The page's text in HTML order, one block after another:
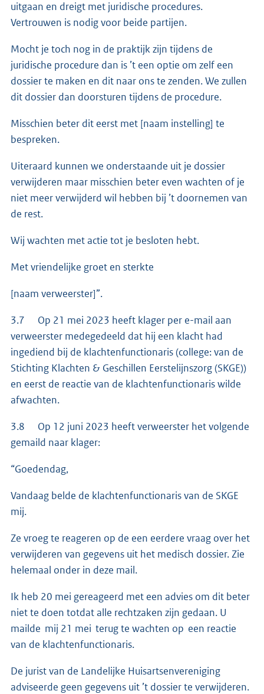
uitgaan en dreigt met juridische procedures.
Vertrouwen is nodig voor beide partijen.
Mocht je toch nog in de praktijk zijn tijdens de
juridische procedure dan is ’t een optie om zelf een
dossier te maken en dit naar ons te zenden. We zullen
dit dossier dan doorsturen tijdens de procedure.
Misschien beter dit eerst met [naam instelling] te
bespreken.
Uiteraard kunnen we onderstaande uit je dossier
verwijderen maar misschien beter even wachten of je
niet meer verwijderd wil hebben bij ’t doornemen van
de rest.
Wij wachten met actie tot je besloten hebt.
Met vriendelijke groet en sterkte
[naam verweerster]”.
3.7 Op 21 mei 2023 heeft klager per e-mail aan
verweerster medegedeeld dat hij een klacht had
ingediend bij de klachtenfunctionaris (college: van de
Stichting Klachten & Geschillen Eerstelijnszorg (SKGE))
en eerst de reactie van de klachtenfunctionaris wilde
afwachten.
3.8 Op 12 juni 2023 heeft verweerster het volgende
gemaild naar klager:
“Goedendag,
Vandaag belde de klachtenfunctionaris van de SKGE
mij.
Ze vroeg te reageren op de een eerdere vraag over het
verwijderen van gegevens uit het medisch dossier. Zie
helemaal onder in deze mail.
Ik heb 20 mei gereageerd met een advies om dit beter
niet te doen totdat alle rechtzaken zijn gedaan. U
mailde mij 21 mei terug te wachten op een reactie
van de klachtenfunctionaris.
De jurist van de Landelijke Huisartsenvereniging
adviseerde geen gegevens uit ’t dossier te verwijderen.